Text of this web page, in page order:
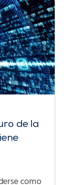
de la
como